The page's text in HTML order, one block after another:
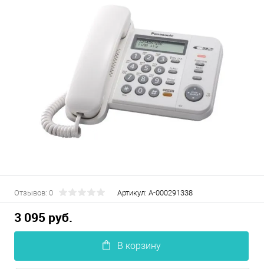
Отзывов: 0 Артикул: А-000291338
3 095 руб.
В корзину